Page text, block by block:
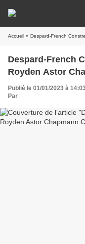
Accueil » Despard-French
Despard-French
Royden Astor
Publié le 01/01/2023 à
Par